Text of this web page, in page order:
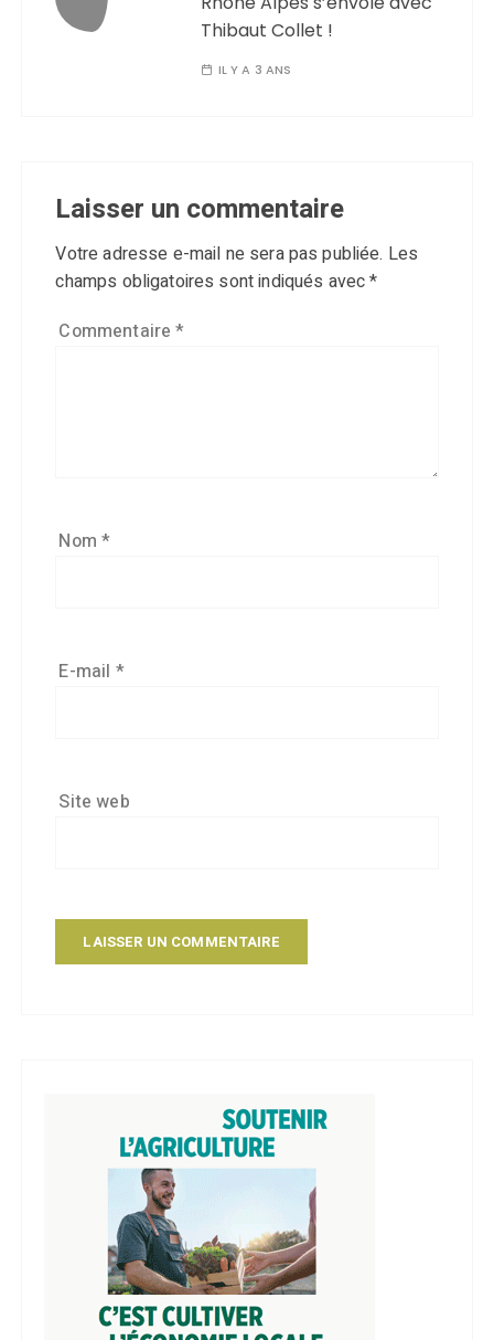
Thibaut Collet !
IL Y A 3 ANS
Laisser un commentaire
Votre adresse e-mail ne sera pas publiée. Les
champs obligatoires sont indiqués avec*
Commentaire*
Nom*
E-mail *
Site web